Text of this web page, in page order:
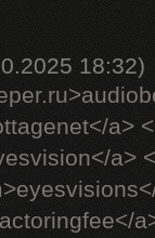
18:32)
a>
a>